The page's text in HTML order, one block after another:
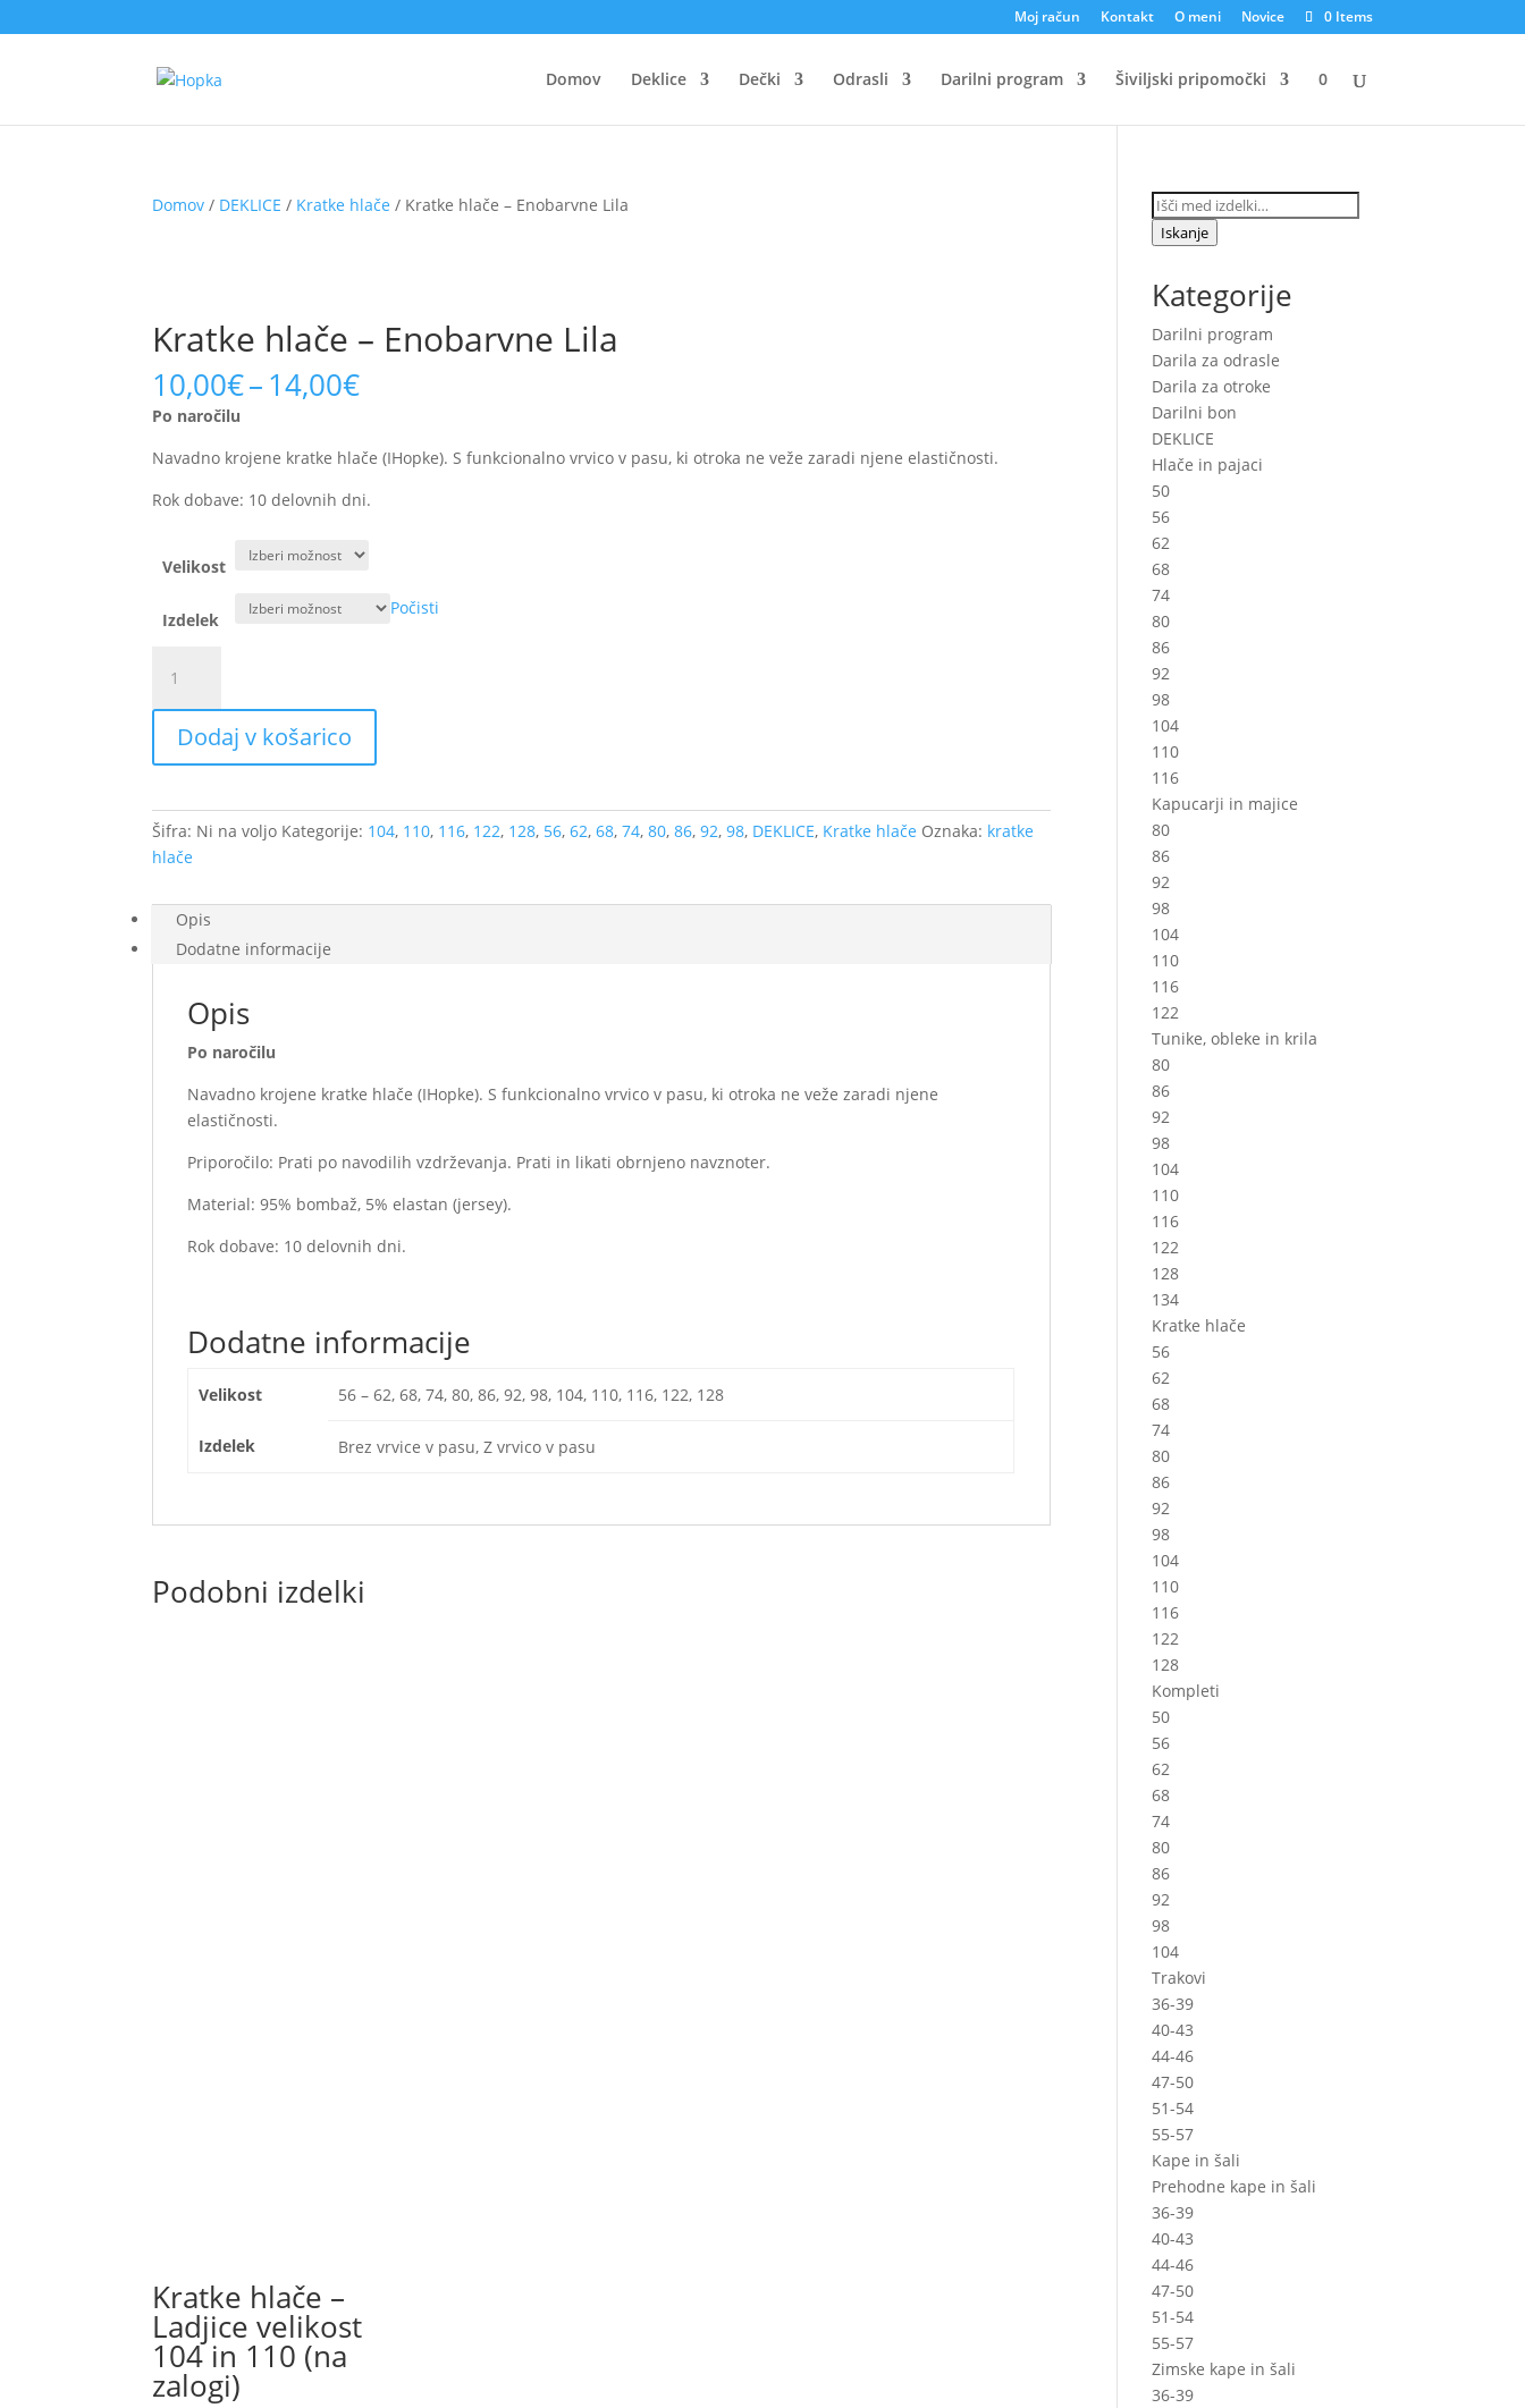
Moj račun Kontakt O meni Novice 0 Items
Domov Deklice Dečki Odrasli Darilni program Šiviljski pripomočki 0
Domov / DEKLICE / Kratke hlače / Kratke hlače – Enobarvne Lila
Kratke hlače – Enobarvne Lila
10,00€–14,00€Price
through
14,00€
Po naročilu
Navadno krojene kratke hlače (IHopke). S funkcionalno vrvico v pasu, ki otroka ne veže zaradi njene elastičnosti.
Rok dobave: 10 delovnih dni.
Velikost
Izdelek
Počisti
hlače
-
Enobarvne
Lila
Dodaj v košarico
Šifra: Ni na voljo Kategorije: 104, 110, 116, 122, 128, 56,62,68,74,80,86,92,98, DEKLICE, Kratke hlače Oznaka: kratke
hlače
Opis
Dodatne informacije
Opis
Po naročilu
Navadno krojene kratke hlače (IHopke). S funkcionalno vrvico v pasu, ki otroka ne veže zaradi njene
elastičnosti.
Priporočilo: Prati po navodilih vzdrževanja. Prati in likati obrnjeno navznoter.
Material: 95% bombaž, 5% elastan (jersey).
Rok dobave: 10 delovnih dni.
Dodatne informacije
Velikost 56 – 62, 68, 74, 80, 86, 92, 98, 104, 110, 116, 122, 128
Izdelek Brez vrvice v pasu, Z vrvico v pasu
Podobni izdelki
Kratke hlače –
Ladjice velikost
104 in 110 (na
zalogi)
Išči:
Iskanje
Kategorije
Darilni program
Darila za odrasle
Darila za otroke
Darilni bon
DEKLICE
Hlače in pajaci
50
56
62
68
74
80
86
92
98
104
110
116
Kapucarji in majice
80
86
92
98
104
110
116
122
Tunike, obleke in krila
80
86
92
98
104
110
116
122
128
134
Kratke hlače
56
62
68
74
80
86
92
98
104
110
116
122
128
Kompleti
50
56
62
68
74
80
86
92
98
104
Trakovi
36-39
40-43
44-46
47-50
51-54
55-57
Kape in šali
Prehodne kape in šali
36-39
40-43
44-46
47-50
51-54
55-57
Zimske kape in šali
36-39